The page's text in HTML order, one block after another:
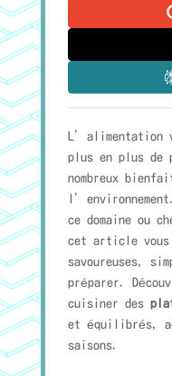
L’alimentation
plus en plus de
nombreux
ce domaine ou
cet article vous
savoureuses,
préparer.
cuisiner des
et équilibrés,
saisons.